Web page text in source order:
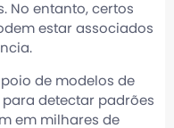
No entanto, certos
estar associados
de modelos de
detectar padrões
em milhares de